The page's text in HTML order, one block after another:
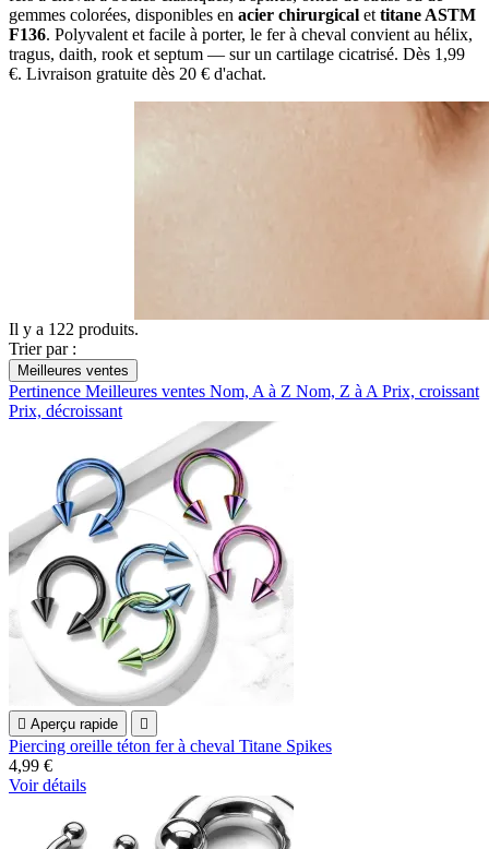
gemmes colorées, disponibles en acier chirurgical et titane ASTM
F136. Polyvalent et facile à porter, le fer à cheval convient au hélix,
tragus, daith, rook et septum — sur un cartilage cicatrisé. Dès 1,99
€. Livraison gratuite dès 20 € d'achat.
Il y a 122 produits.
Trier par :
Meilleures ventes
Pertinence Meilleures ventes Nom, A à Z Nom, Z à A Prix, croissant
Prix, décroissant
 Aperçu rapide 
Piercing oreille téton fer à cheval Titane Spikes
4,99 €
Voir détails